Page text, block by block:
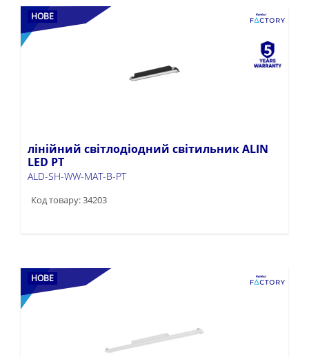
НОВЕ
лінійний світлодіодний світильник ALIN
LED PT
ALD-SH-WW-MAT-B-PT
Код товару: 34203
НОВЕ